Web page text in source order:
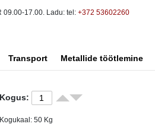
09.00-17.00. Ladu: tel: +372 53602260
Transport Metallide töötlemine
Kogus:
Kogukaal: 50Kg